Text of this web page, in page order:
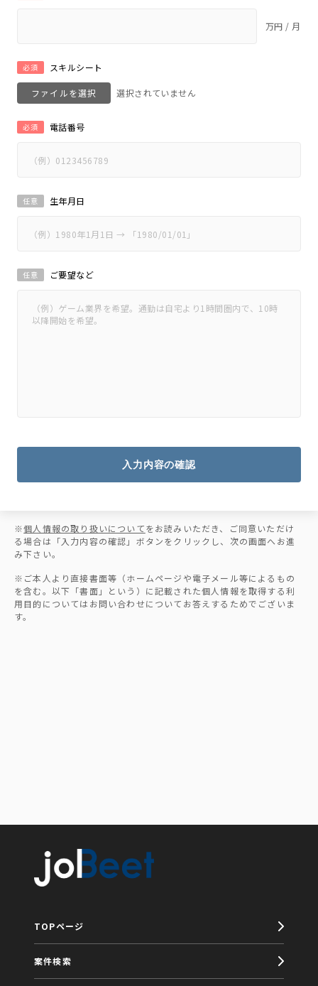
万円 / 月
スキルシート
必須
ファイルを選択
電話番号
必須
生年月日
任意
ご要望など
任意
入力内容の確認
※個人情報の取り扱いについてをお読みいただき、ご同意いただけ
る場合は「入力内容の確認」ボタンをクリックし、次の画面へお進
み下さい。
※ご本人より直接書面等（ホームページや電子メール等によるもの
を含む。以下「書面」という）に記載された個人情報を取得する利
用目的についてはお問い合わせについてお答えするためでございま
す。
TOPページ
案件検索